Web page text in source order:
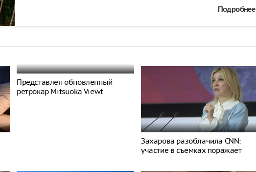
Подробнее
Представлен обновленный
ретрокар Mitsuoka Viewt
Захарова разоблачила CNN:
участие в съемках поражает